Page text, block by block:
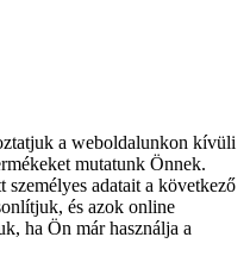
a weboldalunkon kívüli
mutatunk Önnek.
adatait a következő
és azok online
ha Ön már használja a